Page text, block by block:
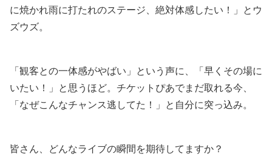
に焼かれ雨に打たれのステージ、絶対体感したい！」とウ
ズウズ。
「観客との一体感がやばい」という声に、「早くその場に
いたい！」と思うほど。チケットぴあでまだ取れる今、
「なぜこんなチャンス逃してた！」と自分に突っ込み。
皆さん、どんなライブの瞬間を期待してますか？